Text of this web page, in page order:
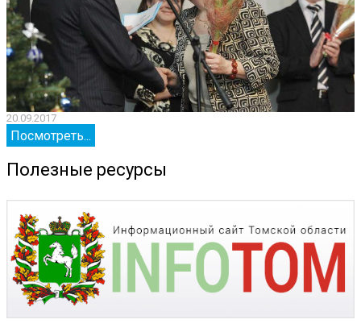
20.09.2017
Посмотреть...
Полезные ресурсы